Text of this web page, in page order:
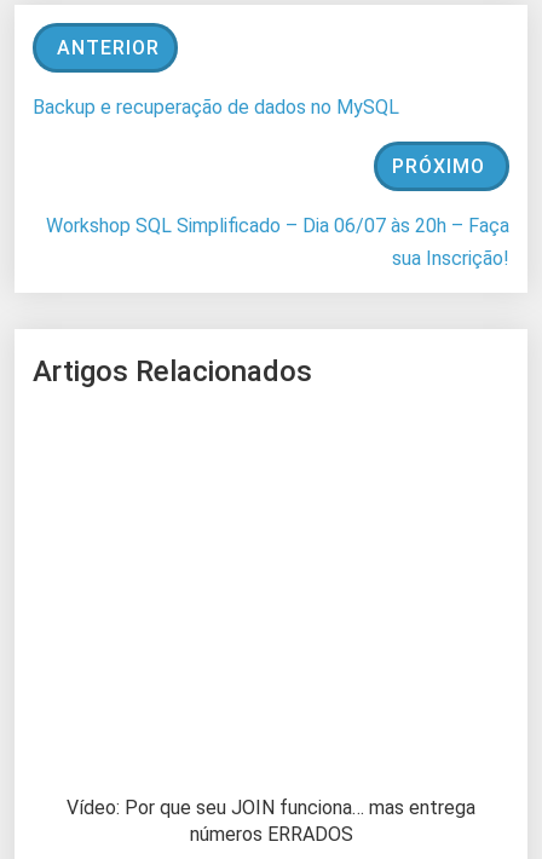
ANTERIOR
Backup e recuperação de dados no MySQL
PRÓXIMO
Workshop SQL Simplificado – Dia 06/07 às 20h – Faça
sua Inscrição!
Artigos Relacionados
Vídeo: Por que seu JOIN funciona… mas entrega
números ERRADOS